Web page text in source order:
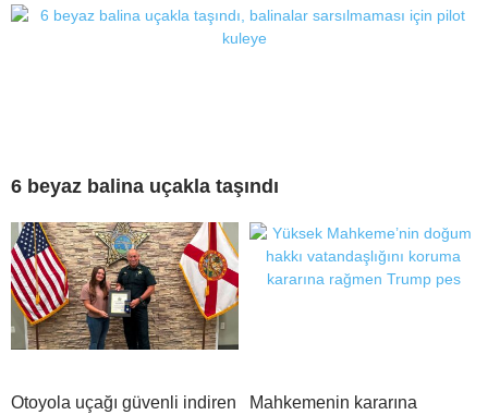
6 beyaz balina uçakla taşındı
Otoyola uçağı güvenli indiren
Mahkemenin kararına